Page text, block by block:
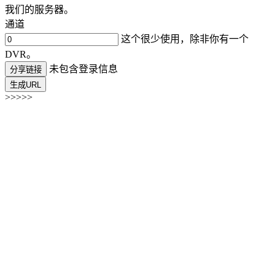
我们的服务器。
通道
这个很少使用，除非你有一个
DVR。
分享链接 未包含登录信息
生成URL
>>>>>